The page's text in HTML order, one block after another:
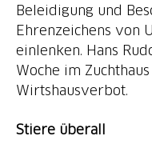
Beleidigung und
Ehrenzeichens von
einlenken. Hans
Woche im
Wirtshausverbot.
Stiere überall